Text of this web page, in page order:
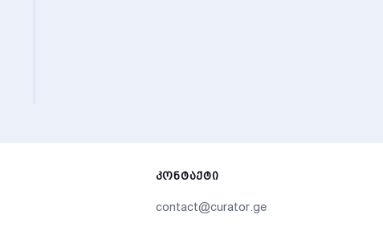
ᲙᲝᲜᲢᲐᲥᲢᲘ
contact@curator.ge